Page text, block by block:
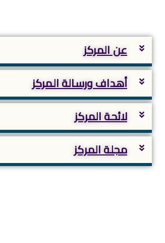
عن المركز
أهداف ورسالة المركز
لائحة المركز
مجلة المركز